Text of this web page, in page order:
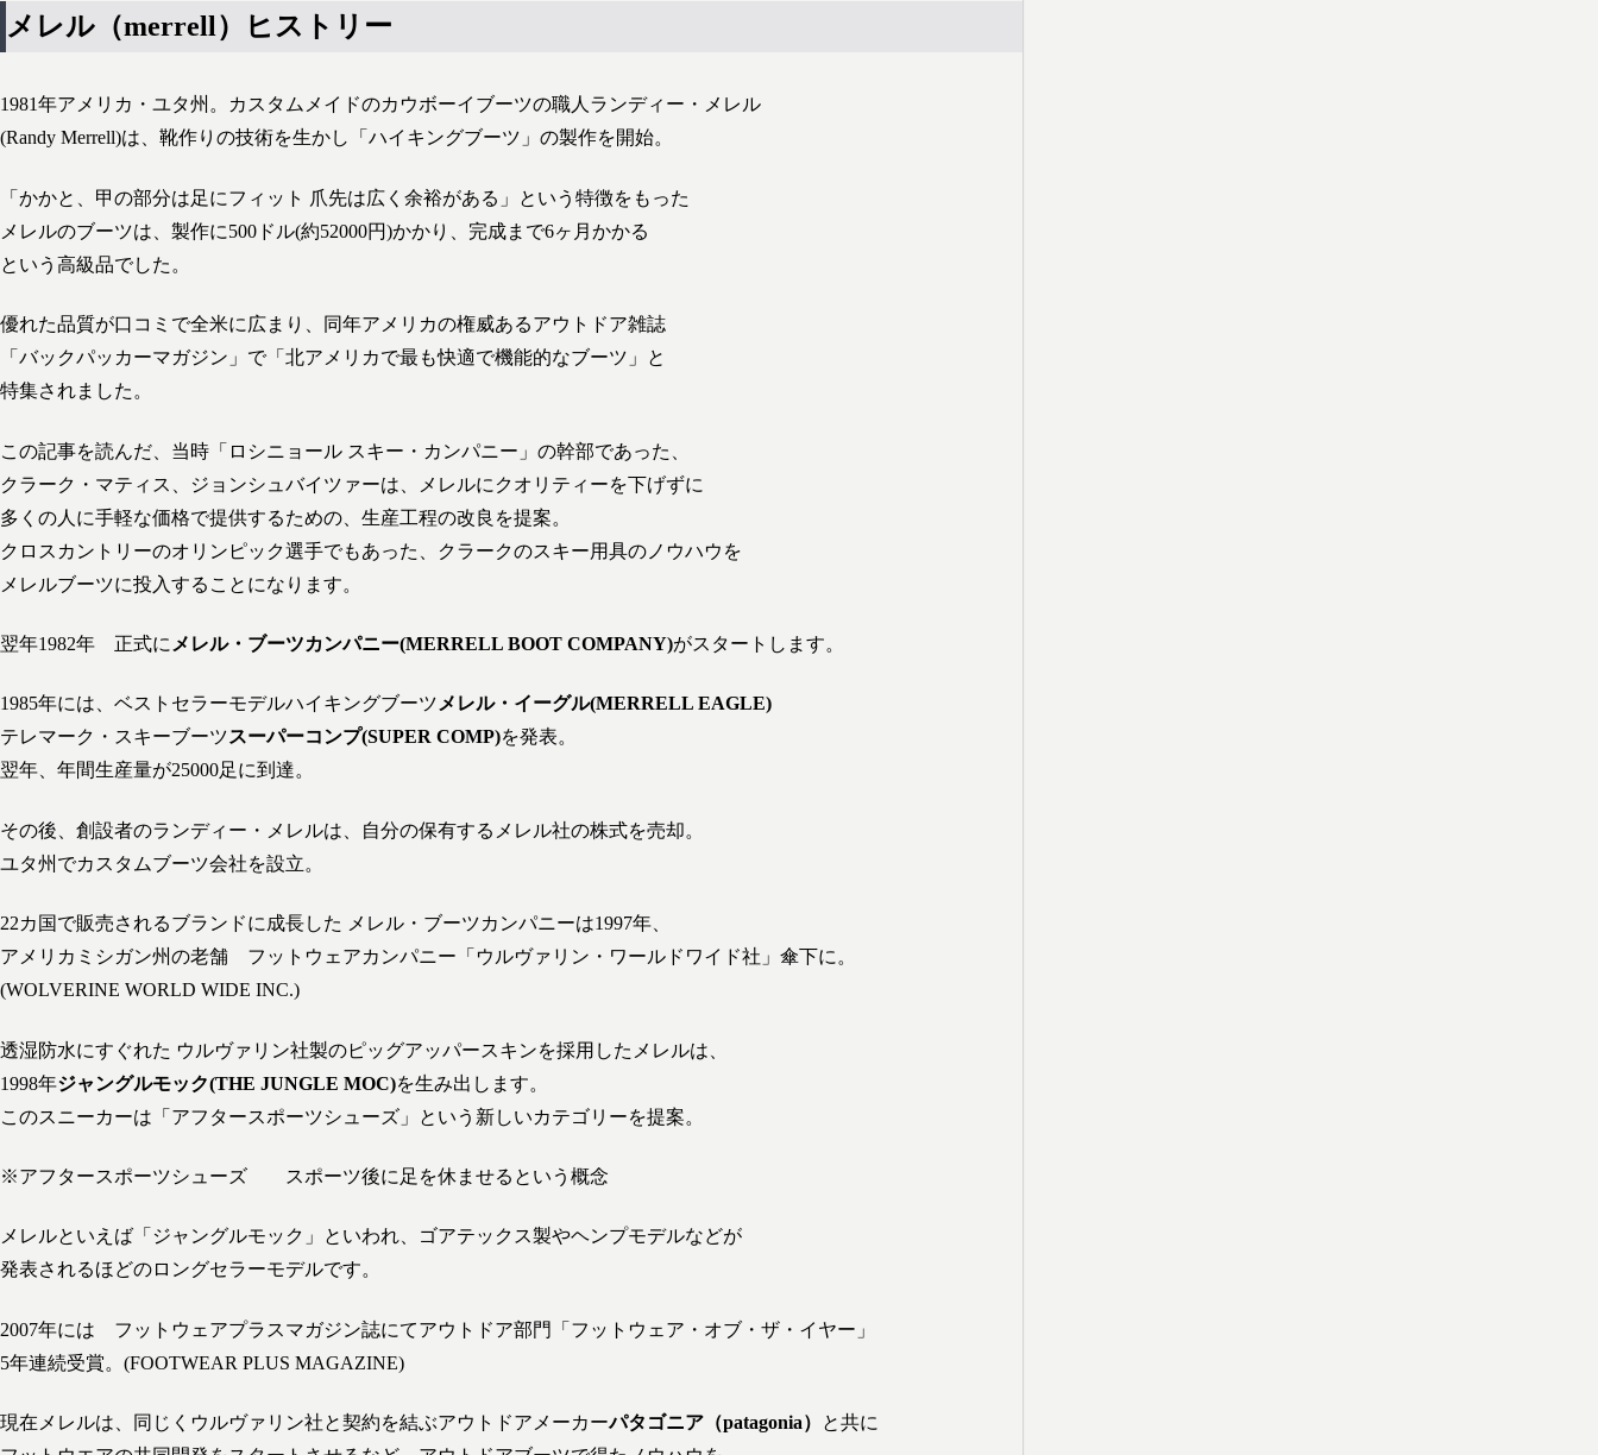
メレル（merrell）ヒストリー
1981年アメリカ・ユタ州。カスタムメイドのカウボーイブーツの職人ランディー・メレル
(Randy Merrell)は、靴作りの技術を生かし「ハイキングブーツ」の製作を開始。
「かかと、甲の部分は足にフィット 爪先は広く余裕がある」という特徴をもった
メレルのブーツは、製作に500ドル(約52000円)かかり、完成まで6ヶ月かかる
という高級品でした。
優れた品質が口コミで全米に広まり、同年アメリカの権威あるアウトドア雑誌
「バックパッカーマガジン」で「北アメリカで最も快適で機能的なブーツ」と
特集されました。
この記事を読んだ、当時「ロシニョール スキー・カンパニー」の幹部であった、
クラーク・マティス、ジョンシュバイツァーは、メレルにクオリティーを下げずに
多くの人に手軽な価格で提供するための、生産工程の改良を提案。
クロスカントリーのオリンピック選手でもあった、クラークのスキー用具のノウハウを
メレルブーツに投入することになります。
翌年1982年 正式に メレル・ブーツカンパニー(MERRELL BOOT COMPANY)がスタートします。
1985年には、ベストセラーモデルハイキングブーツ メレル・イーグル(MERRELL EAGLE)
テレマーク・スキーブーツスーパーコンプ(SUPER COMP)を発表。
翌年、年間生産量が25000足に到達。
その後、創設者のランディー・メレルは、自分の保有するメレル社の株式を売却。
ユタ州でカスタムブーツ会社を設立。
22カ国で販売されるブランドに成長した メレル・ブーツカンパニーは1997年、
アメリカミシガン州の老舗 フットウェアカンパニー「ウルヴァリン・ワールドワイド社」傘下に。
(WOLVERINE WORLD WIDE INC.)
透湿防水にすぐれた ウルヴァリン社製のピッグアッパースキンを採用したメレルは、
1998年ジャングルモック(THE JUNGLE MOC)を生み出します。
このスニーカーは「アフタースポーツシューズ」という新しいカテゴリーを提案。
※アフタースポーツシューズ スポーツ後に足を休ませるという概念
メレルといえば「ジャングルモック」といわれ、ゴアテックス製やヘンプモデルなどが
発表されるほどのロングセラーモデルです。
2007年には フットウェアプラスマガジン誌にてアウトドア部門「フットウェア・オブ・ザ・イヤー」
5年連続受賞。(FOOTWEAR PLUS MAGAZINE)
現在メレルは、同じくウルヴァリン社と契約を結ぶアウトドアメーカーパタゴニア（patagonia）
と共に